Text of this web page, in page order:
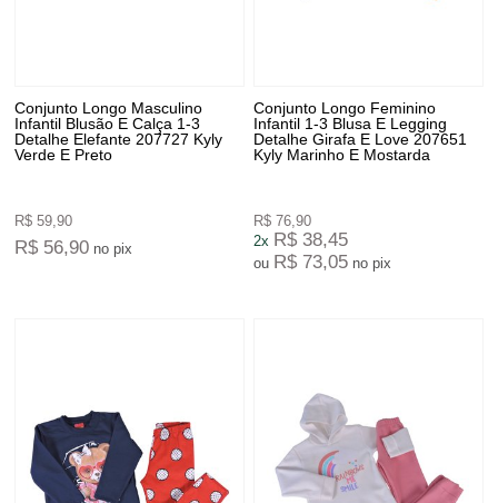
Conjunto Longo Masculino
Infantil Blusão E Calça 1-3
Detalhe Elefante 207727 Kyly
Verde E Preto
R$ 59,90
R$ 56,90 no pix
Conjunto Longo Feminino
Infantil 1-3 Blusa E Legging
Detalhe Girafa E Love 207651
Kyly Marinho E Mostarda
R$ 76,90
2x R$ 38,45
ou R$ 73,05 no pix